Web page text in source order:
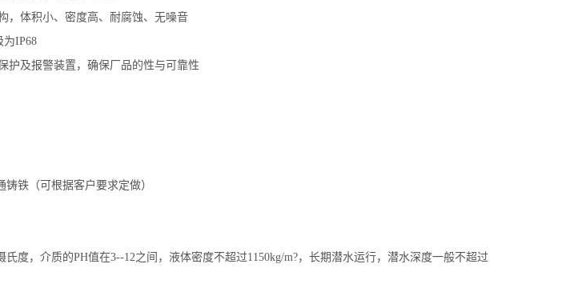
，体积小、密度高、耐腐蚀、无噪音
为IP68
护及报警装置，确保厂品的性与可靠性
铁（可根据客户要求定做）
氏度，介质的PH值在3--12之间，液体密度不超过1150kg/m?，长期潜水运行，潜水深度一般不超过